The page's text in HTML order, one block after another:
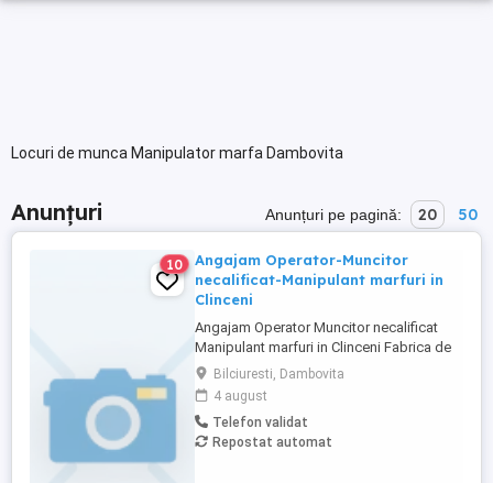
Locuri de munca Manipulator marfa Dambovita
Anunțuri Anunțuri pe pagină: 20 50
10
Angajam Operator-Muncitor
necalificat-Manipulant marfuri in
Clinceni
Angajam Operator Muncitor necalificat
Manipulant marfuri in Clinceni Fabrica de
productie mase plastice angajeaza
Operator-Muncitor necalificat-Manipulant
marfuri, sectia Injectie. Program de lucru:
in schimburi 12 cu 24 12 cu 48 (06:00-
18:00 si 18:00-06:00). Se asigura transport
Bilciuresti, Dambovita
4 august
Telefon validat
Repostat automat